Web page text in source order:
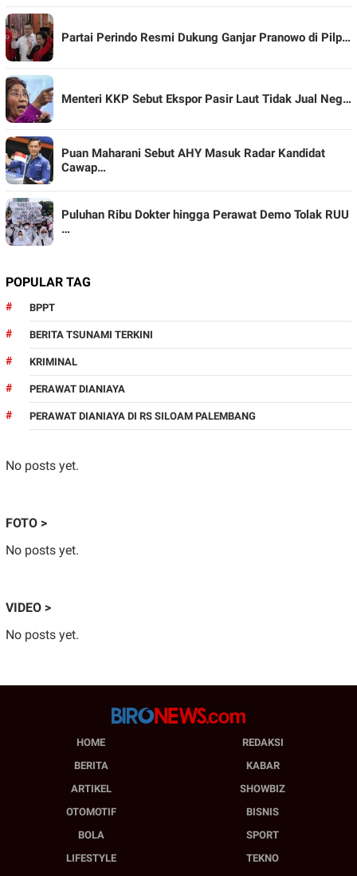
Partai Perindo Resmi Dukung Ganjar Pranowo di Pilp…
Menteri KKP Sebut Ekspor Pasir Laut Tidak Jual Neg…
Puan Maharani Sebut AHY Masuk Radar Kandidat
Cawap…
Puluhan Ribu Dokter hingga Perawat Demo Tolak RUU
…
POPULAR TAG
BPPT
BERITA TSUNAMI TERKINI
KRIMINAL
PERAWAT DIANIAYA
PERAWAT DIANIAYA DI RS SILOAM PALEMBANG
No posts yet.
FOTO >
No posts yet.
VIDEO >
No posts yet.
HOME
REDAKSI
BERITA
KABAR
ARTIKEL
SHOWBIZ
OTOMOTIF
BISNIS
BOLA
SPORT
LIFESTYLE
TEKNO